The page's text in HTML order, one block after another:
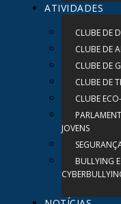
ATIVIDADES
CLUBE DE
CLUBE DE
CLUBE DE
CLUBE DE
CLUBE
JOVENS
BULLYING E